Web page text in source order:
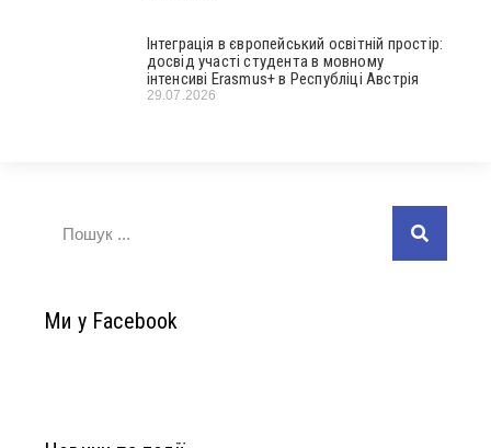
Інтеграція в європейський освітній простір:
досвід участі студента в мовному
інтенсиві Erasmus+ в Республіці Австрія
29.07.2026
Ми у Facebook